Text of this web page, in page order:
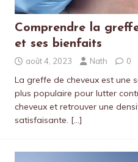
Comprendre la
et ses bienfaits
août 4, 2023 Nath 0
La greffe de cheveux est une
plus populaire pour lutter
cheveux et retrouver une
satisfaisante. […]